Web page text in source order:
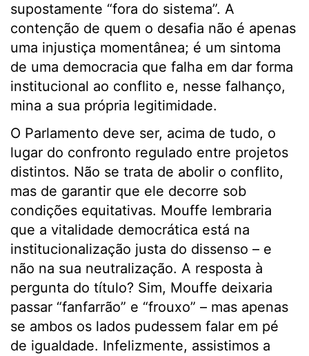
supostamente “fora do sistema”. A
contenção de quem o desafia não é apenas
uma injustiça momentânea; é um sintoma
de uma democracia que falha em dar forma
institucional ao conflito e, nesse falhanço,
mina a sua própria legitimidade.
O Parlamento deve ser, acima de tudo, o
lugar do confronto regulado entre projetos
distintos. Não se trata de abolir o conflito,
mas de garantir que ele decorre sob
condições equitativas. Mouffe lembraria
que a vitalidade democrática está na
institucionalização justa do dissenso – e
não na sua neutralização. A resposta à
pergunta do título? Sim, Mouffe deixaria
passar “fanfarrão” e “frouxo” – mas apenas
se ambos os lados pudessem falar em pé
de igualdade. Infelizmente, assistimos a